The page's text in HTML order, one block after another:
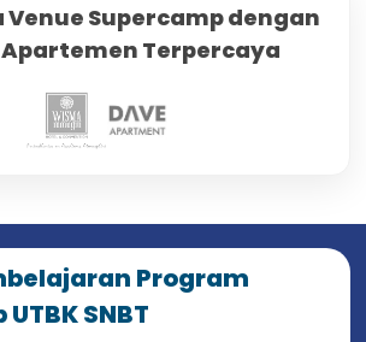
Supercamp dengan
Apartemen Terpercaya
Program
SNBT